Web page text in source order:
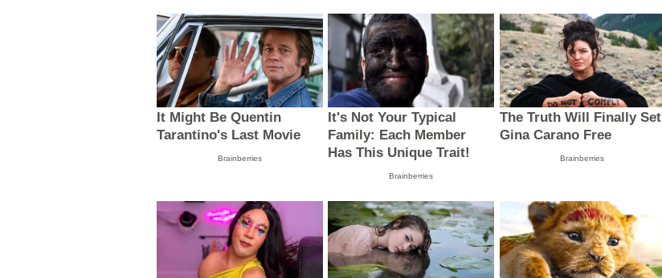
It Might Be Quentin
Tarantino's Last Movie
Brainberries
It's Not Your Typical
Family: Each Member
Has This Unique Trait!
Brainberries
The Truth Will Finally Set
Gina Carano Free
Brainberries